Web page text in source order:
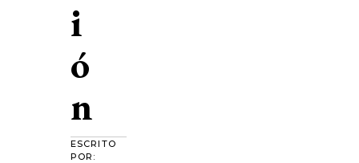
i
ó
n
ESCRITO
POR: